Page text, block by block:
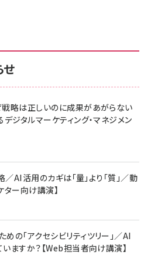
アン)2026/06/24号 No.2500増刊
エディション[王道エンタメの矜持／
アン)2026/07/08号 No.2502[2026
が育休中に１億貯めた株式投資
を最大化する ルールのデザイン
規品 メーカー保証5年 KLMEA128G
ラスフィルム iPhone 17 用 保護フィ
枠付き いPhone17 (6.3インチ) 対応
イヤホン/アクティブノイズキャンセリ
】ブラック
規品 メーカー保証5年 KLMEA128G
ギフトカード - Amazonロゴ - クラ
III Flow USB-C & USB-C
対応 (1.8m ミッドナイトブラック)
ビール 黒ラベル 350ml 缶 24本 ビー
い【6/30応募〆切! 黒ラベルビヤセラー
せ
戦略は正しいのに成果があがらない
ジタルマーケティング・マネジメン
AI活用のカギは「量」より「質」／動
ー向け講演】
の「アクセシビリティツリー」／AI
ますか？【Web担当者向け講演】